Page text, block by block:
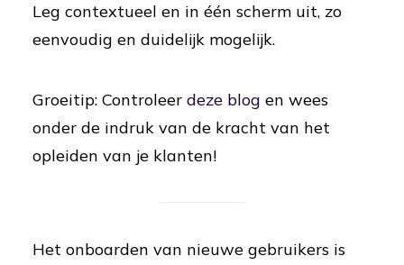
Leg contextueel en in één scherm uit, zo
eenvoudig en duidelijk mogelijk.
Groeitip: Controleer deze blog en wees
onder de indruk van de kracht van het
opleiden van je klanten!
Het onboarden van nieuwe gebruikers is